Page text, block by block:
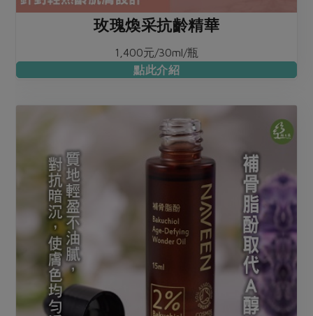
玫瑰煥采抗齡精華
1,400元/30ml/瓶
點此介紹